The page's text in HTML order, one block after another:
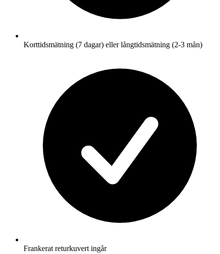
Korttidsmätning (7 dagar) eller långtidsmätning (2-3 mån)
Frankerat returkuvert ingår